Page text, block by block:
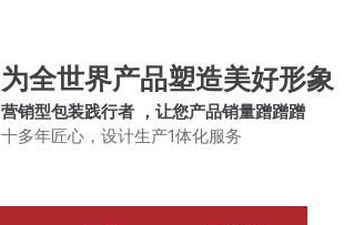
为全世界产品塑造美好形象
营销型包装践行者 ，让您产品销量蹭蹭蹭
十多年匠心，设计生产1体化服务